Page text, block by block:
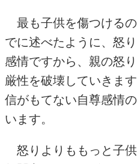
最も子供を傷つける
でに述べたように、怒
感情ですから、親の怒
厳性を破壊していきま
信がもてない自尊感情
います。
怒りよりももっと子